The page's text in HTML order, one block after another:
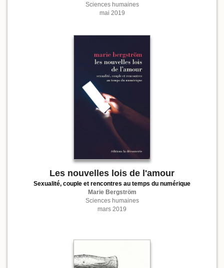
Sciences humaines
mai 2019
Les nouvelles lois de l'amour
Sexualité, couple et rencontres au temps du numérique
Marie Bergström
Sciences humaines
mars 2019